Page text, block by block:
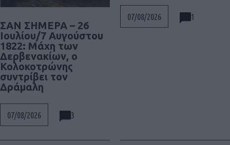
ΣΑΝ ΣΗΜΕΡΑ – 26
Ιουλίου/7 Αυγούστου
1822: Μάχη των
Δερβενακίων, ο
Κολοκοτρώνης
συντρίβει τον
Δράμαλη
07/08/2026 3
07/08/2026 1